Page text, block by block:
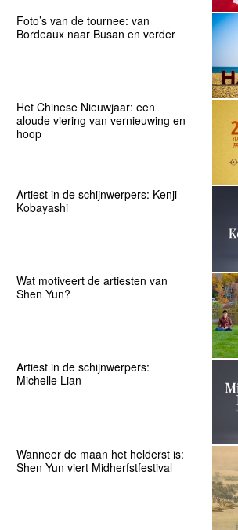
Foto’s van de tournee: van
Bordeaux naar Busan en verder
Het Chinese Nieuwjaar: een
aloude viering van vernieuwing en
hoop
Artiest in de schijnwerpers: Kenji
Kobayashi
Wat motiveert de artiesten van
Shen Yun?
Artiest in de schijnwerpers:
Michelle Lian
Wanneer de maan het helderst is:
Shen Yun viert Midherfstfestival